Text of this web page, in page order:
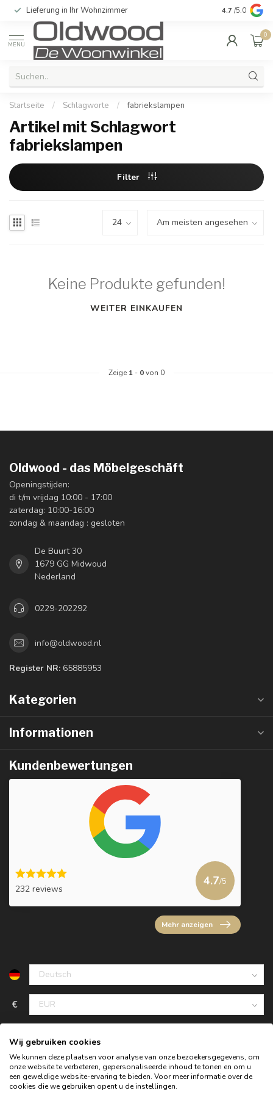
Lieferung in Ihr Wohnzimmer Qualität und
4.7 /5.0
MENU
0
Startseite / Schlagworte / fabriekslampen
Artikel mit Schlagwort
fabriekslampen
Filter
Keine Produkte gefunden!
WEITER EINKAUFEN
Zeige 1 - 0von 0
Oldwood - das Möbelgeschäft
Openingstijden:
di t/m vrijdag 10:00 - 17:00
zaterdag: 10:00-16:00
zondag & maandag : gesloten
De Buurt 30
1679 GG Midwoud
Nederland
0229-202292
info@oldwood.nl
Register NR: 65885953
Kategorien
Informationen
Kundenbewertungen
232 reviews
4.7/5
Mehr anzeigen
€
Wij gebruiken cookies
We kunnen deze plaatsen voor analyse van onze bezoekersgegevens, om
onze website te verbeteren, gepersonaliseerde inhoud te tonen en om u
een geweldige website-ervaring te bieden. Voor meer informatie over de
cookies die we gebruiken opent u de instellingen.